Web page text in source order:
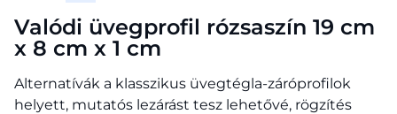
Valódi üvegprofil rózsaszín 19 cm
x 8 cm x 1 cm
Alternatívák a klasszikus üvegtégla-záróprofilok
helyett, mutatós lezárást tesz lehetővé, rögzítés